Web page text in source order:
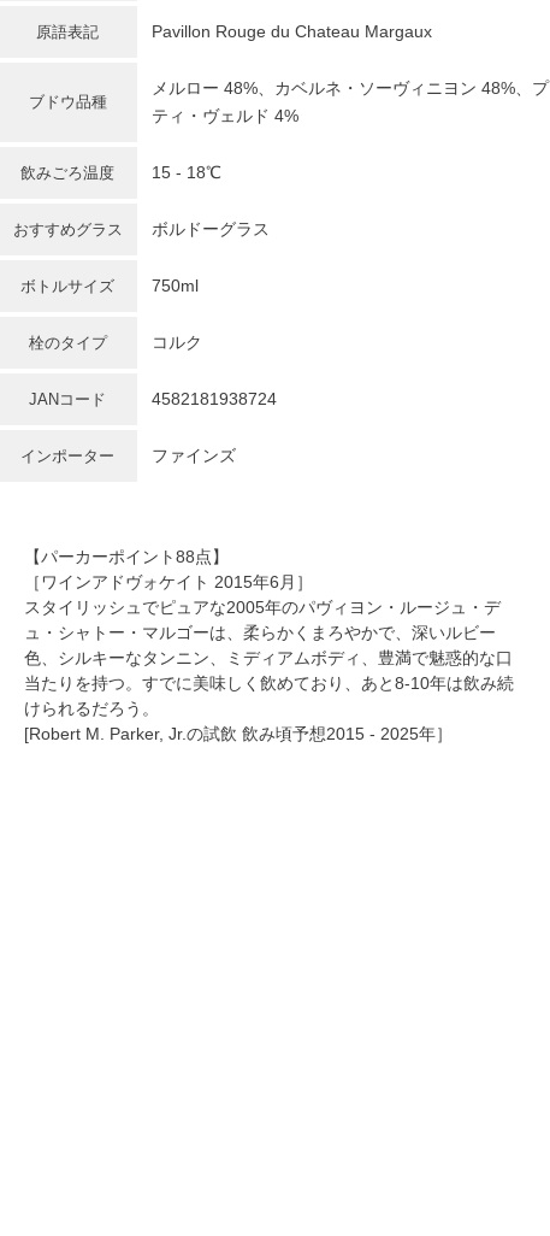
原語表記 Pavillon Rouge du Chateau Margaux
ブドウ品種
メルロー 48%、カベルネ・ソーヴィニヨン 48%、プ
ティ・ヴェルド 4%
飲みごろ温度 15 - 18℃
おすすめグラス ボルドーグラス
ボトルサイズ 750ml
栓のタイプ コルク
JANコード 4582181938724
インポーター ファインズ
【パーカーポイント88点】
［ワインアドヴォケイト 2015年6月］
スタイリッシュでピュアな2005年のパヴィヨン・ルージュ・デ
ュ・シャトー・マルゴーは、柔らかくまろやかで、深いルビー
色、シルキーなタンニン、ミディアムボディ、豊満で魅惑的な口
当たりを持つ。すでに美味しく飲めており、あと8-10年は飲み続
けられるだろう。
[Robert M. Parker, Jr.の試飲 飲み頃予想2015 - 2025年］